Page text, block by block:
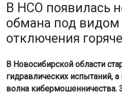
В НСО появилась
обмана под видом
отключения
В Новосибирской области
гидравлических испытаний,
волна